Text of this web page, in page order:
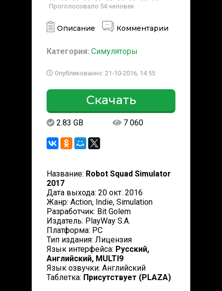
Проголосовало 54человек
Описание Комментарии
Категория: Симуляторы
Опубликованно: 21-10-2016, 14:55
Скачать
2.83 GB 7 060
Название: Robot Squad Simulator
2017
Дата выхода: 20 окт. 2016
Жанр: Action, Indie, Simulation
Разработчик: Bit Golem
Издатель: PlayWay S.A.
Платформа: PC
Тип издания: Лицензия
Язык интерфейса: Русский,
Английский, MULTI9
Язык озвучки: Английский
Таблетка: Присутствует (PLAZA)